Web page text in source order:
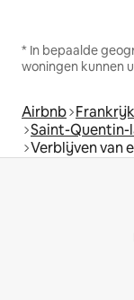
* In bepaalde
woningen kunnen
Airbnb Frankrijk
Saint-Quentin-
Verblijven van